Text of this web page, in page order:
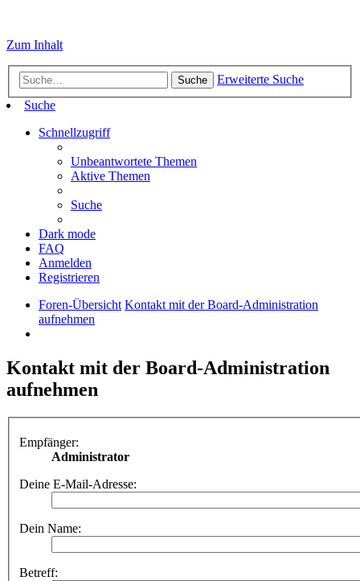
Zum Inhalt
Suche
Erweiterte Suche
Suche
Schnellzugriff
Unbeantwortete Themen
Aktive Themen
Suche
Dark mode
FAQ
Anmelden
Registrieren
Foren-Übersicht Kontakt mit der Board-Administration
aufnehmen
Kontakt mit der Board-Administration
aufnehmen
Empfänger:
Administrator
Deine E-Mail-Adresse:
Dein Name:
Betreff: